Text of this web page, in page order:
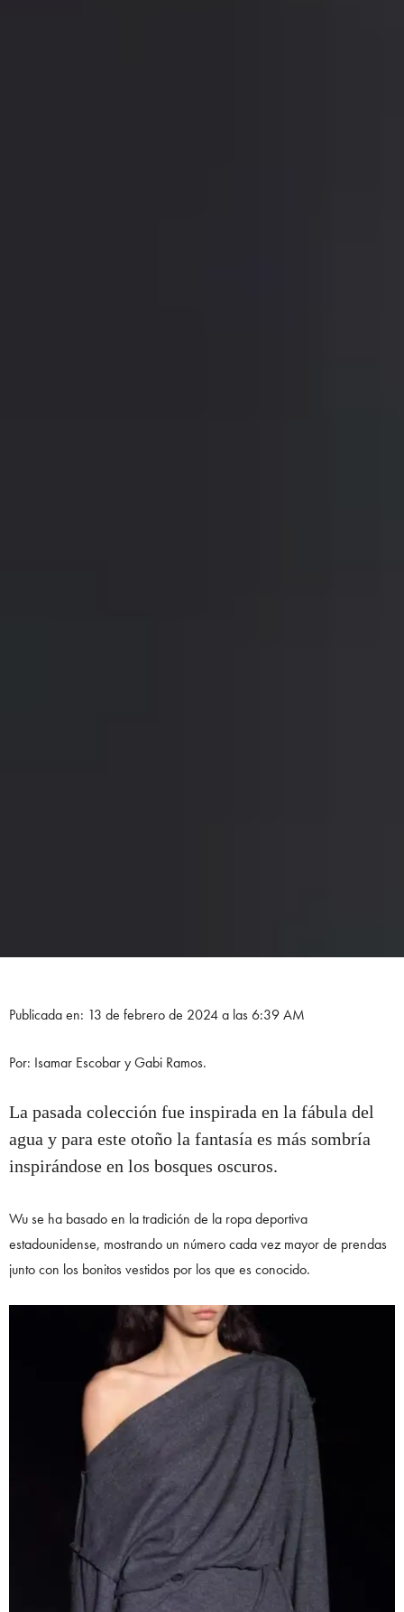
Publicada en: 13 de febrero de 2024 a las 6:39 AM
Por: Isamar Escobar y Gabi Ramos.
La pasada colección fue inspirada en la fábula del
agua y para este otoño la fantasía es más sombría
inspirándose en los bosques oscuros.
Wu se ha basado en la tradición de la ropa deportiva
estadounidense, mostrando un número cada vez mayor de prendas
junto con los bonitos vestidos por los que es conocido.